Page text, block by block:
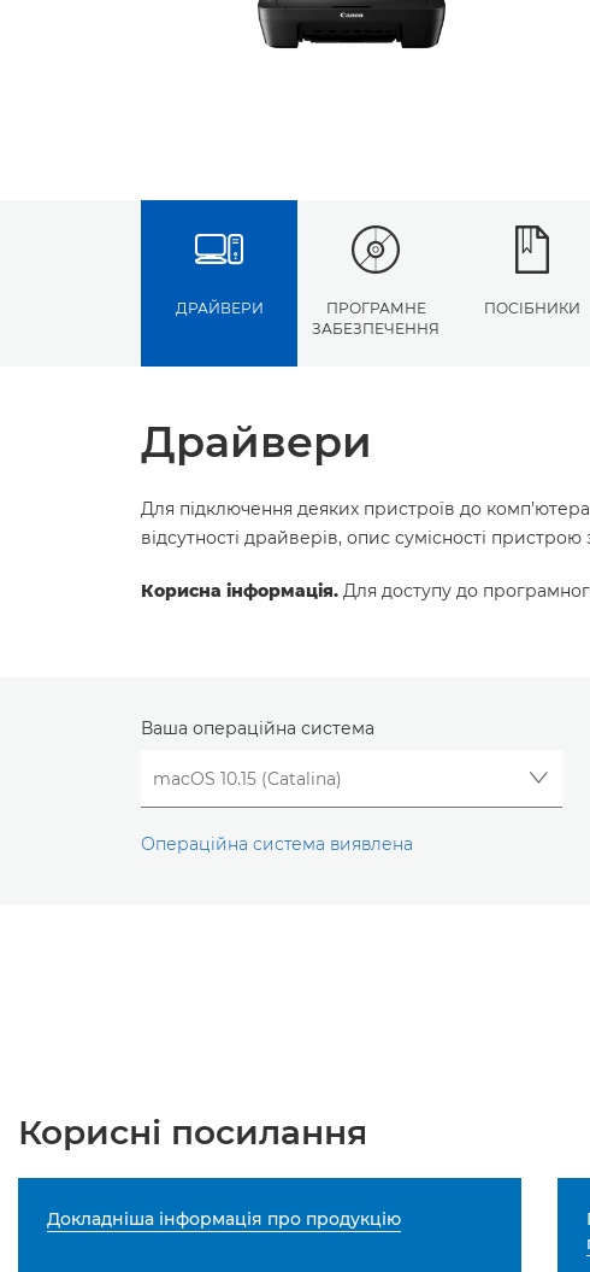
ДРАЙВЕРИ
ПРОГРАМНЕ
ЗАБЕЗПЕЧЕННЯ
ПОСІБНИКИ
Драйвери
Для підключення деяких пристроїв до
відсутності драйверів, опис сумісності
Корисна інформація. Для доступу до
Ваша операційна система
Операційна система виявлена
Корисні посилання
Докладніша інформація про продукцію